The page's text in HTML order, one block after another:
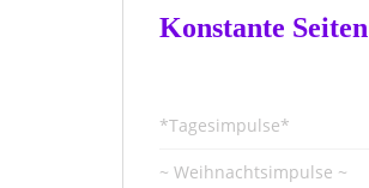
Konstante Seiten
*Tagesimpulse*
~ Weihnachtsimpulse ~